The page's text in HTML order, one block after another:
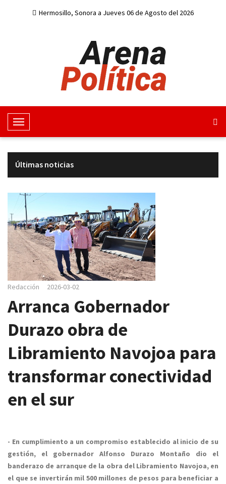
Hermosillo, Sonora a Jueves 06 de Agosto del 2026
M
e
u
n
v
e
g
a
c
i
n
Últimas noticias
Redacción 2026-03-02
Arranca Gobernador
Durazo obra de
Libramiento Navojoa para
transformar conectividad
en el sur
- En cumplimiento a un compromiso establecido al inicio de su
gestión, el gobernador Alfonso Durazo Montaño dio el
banderazo de arranque de la obra del Libramiento Navojoa, en
el que se invertirán mil 500 millones de pesos para beneficiar a